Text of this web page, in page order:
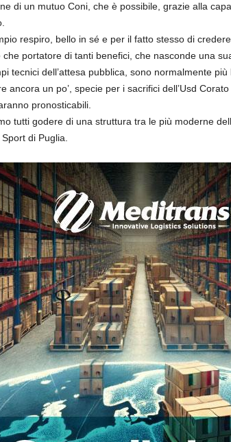
di un mutuo Coni, che è possibile, grazie alla
respiro, bello in sé e per il fatto stesso di
portatore di tanti benefici, che nasconde una
tecnici dell’attesa pubblica, sono normalmente più
ancora un po’, specie per i sacrifici dell’Usd
pronosticabili.
tutti godere di una struttura tra le più moderne
di Puglia.